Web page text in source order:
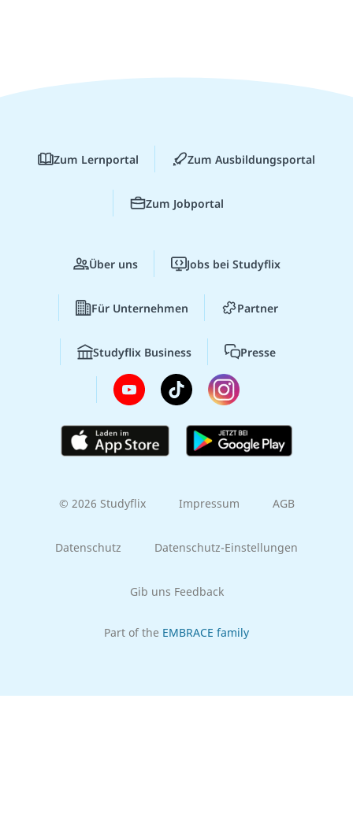
Zum Lernportal Zum Ausbildungsportal
Zum Jobportal
Über uns Jobs bei Studyflix
Für Unternehmen Partner
Studyflix Business Presse
© 2026 Studyflix Impressum AGB
Datenschutz Datenschutz-Einstellungen
Gib uns Feedback
Part of the EMBRACE family